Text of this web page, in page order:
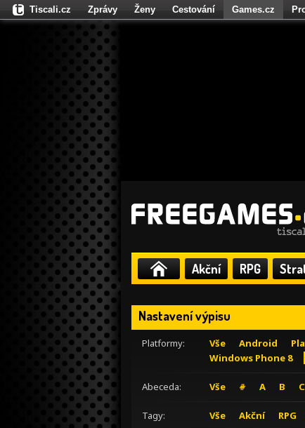
Akční RPG
Nastavení výpisu
Platformy: Vše Android
Windows Phone 8
Abeceda: Vše # A B C
Tagy: Vše Akční RPG
Tiscali.cz Zprávy Ženy Cestování Games.cz
Fights.cz